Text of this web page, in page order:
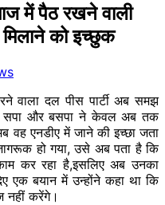
में पैठ रखने वाली
मिलाने को इच्छुक
वाला दल पीस पार्टी अब समझ
सपा और बसपा ने केवल अब तक
वह एनडीए में जाने की इच्छा जता
हो गया, उसे अब पता है ​कि
कर रहा है,इसलिए अब उनका
एक बयान में उन्होंने कहा था कि
नहीं करेंगे।